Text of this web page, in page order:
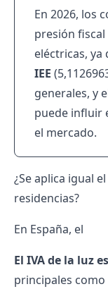
En 2026, los
presión
eléctricas, ya
IEE
generales, y
puede influir
el mercado.
¿Se aplica igual
residencias?
En España, el
El IVA de la luz
principales